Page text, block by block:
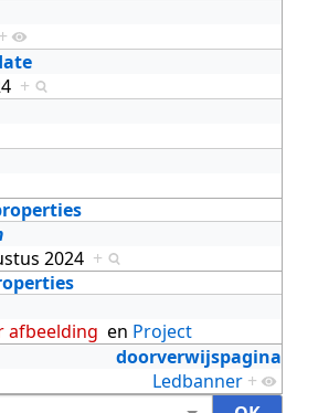
+
+
2024 +
afbeelding en Project
doorverwijspagina
Ledbanner +